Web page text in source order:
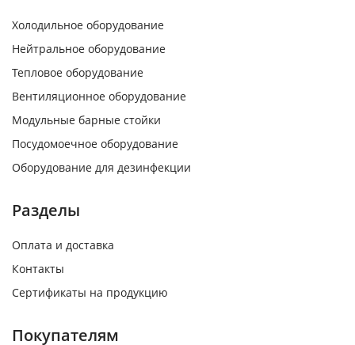
Холодильное оборудование
Нейтральное оборудование
Тепловое оборудование
Вентиляционное оборудование
Модульные барные стойки
Посудомоечное оборудование
Оборудование для дезинфекции
Разделы
Оплата и доставка
Контакты
Сертификаты на продукцию
Покупателям